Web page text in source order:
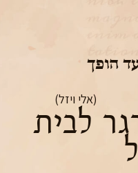
הופך
(אלי ויזל)
לבית